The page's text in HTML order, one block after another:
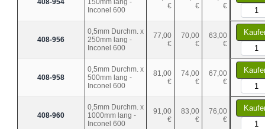
408-954
150mm lang -
Inconel 600
€
€
€
408-956
0,5mm Durchm. x
250mm lang -
Inconel 600
77,00
€
70,00
€
63,00
€
408-958
0,5mm Durchm. x
500mm lang -
Inconel 600
81,00
€
74,00
€
67,00
€
408-960
0,5mm Durchm. x
1000mm lang -
Inconel 600
91,00
€
83,00
€
76,00
€